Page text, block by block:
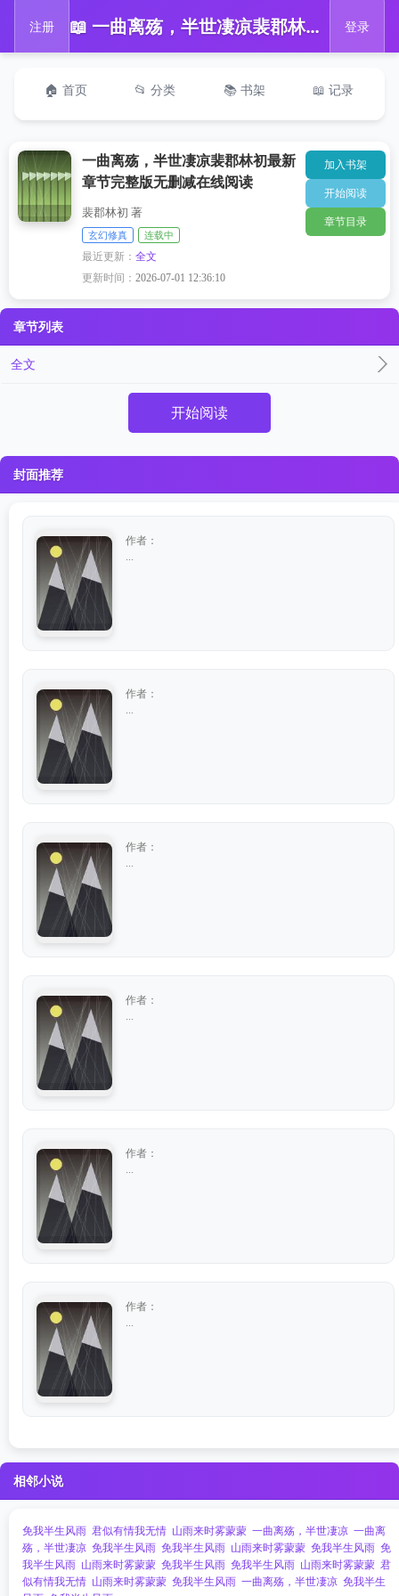
注册 📖 一曲离殇，半世凄凉裴郡林初最新章节完整版无删减在线阅读 登录
🏠 首页 📂 分类 📚 书架 📖 记录
一曲离殇，半世凄凉裴郡林初最新
章节完整版无删减在线阅读
裴郡林初 著
玄幻修真 连载中
最近更新：全文
更新时间：2026-07-01 12:36:10
加入书架
开始阅读
章节目录
章节列表
全文
开始阅读
封面推荐
作者：
作者：
作者：
作者：
作者：
作者：
相邻小说
免我半生风雨 君似有情我无情 山雨来时雾蒙蒙 一曲离殇，半世凄凉 一曲离
殇，半世凄凉 免我半生风雨 免我半生风雨 山雨来时雾蒙蒙 免我半生风雨 免
我半生风雨 山雨来时雾蒙蒙 免我半生风雨 免我半生风雨 山雨来时雾蒙蒙 君
似有情我无情 山雨来时雾蒙蒙 免我半生风雨 一曲离殇，半世凄凉 免我半生